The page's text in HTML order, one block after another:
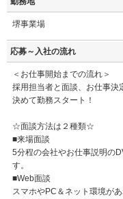
堺事業場
応募～入社の流れ
＜お仕事開始までの流れ＞
採用担当者と面談、お仕事
決めて勤務スタート！
☆面談方法は２種類☆
■来場面談
5分程の会社やお仕事説明の
す。
■Web面談
スマホやPC＆ネット環境があ